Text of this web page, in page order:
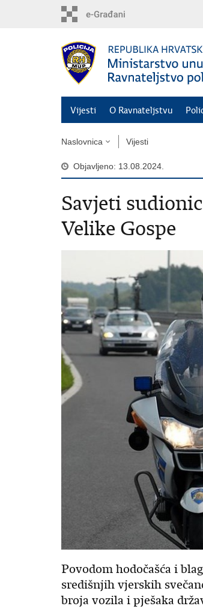
Vijesti O Ravnateljstvu
Naslovnica Vijesti
Objavljeno: 13.08.2024.
Savjeti
Velike Gospe
Povodom hodočašća i
središnjih vjerskih
broja vozila i pješaka